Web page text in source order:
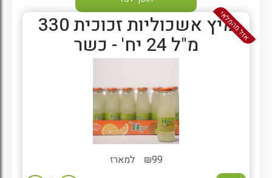
אזל מהמלאי מיץ אשכוליות זכוכית 330
מ"ל 24 יח' - כשר
99
₪ למארז